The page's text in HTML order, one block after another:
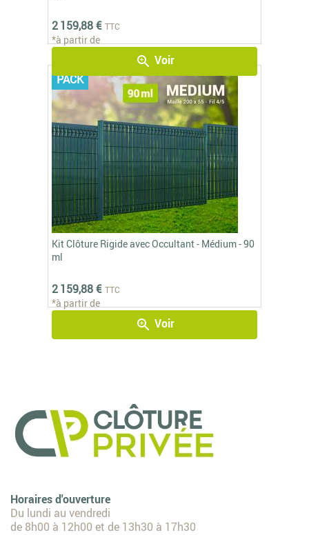
2 159,88 € TTC
*à partir de
zoom_in Voir
Kit Clôture Rigide avec Occultant - Médium - 90
ml
2 159,88 € TTC
*à partir de
zoom_in Voir
PACK
Horaires d'ouverture
Du lundi au vendredi
de 8h00 à 12h00 et de 13h30 à 17h30